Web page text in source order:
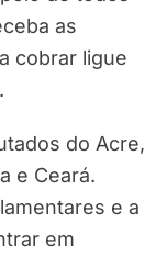
as
cobrar ligue
do Acre,
e Ceará.
e a
em